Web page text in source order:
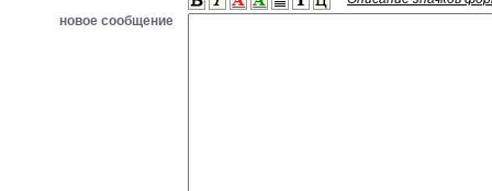
новое сообщение